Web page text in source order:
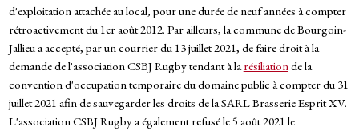
d'exploitation attachée au local, pour une durée de neuf années à compter
rétroactivement du 1er août 2012. Par ailleurs, la commune de Bourgoin-
Jallieu a accepté, par un courrier du 13 juillet 2021, de faire droit à la
demande de l'association CSBJ Rugby tendant à larésiliationde la
convention d'occupation temporaire du domaine public à compter du 31
juillet 2021 afin de sauvegarder les droits de la SARL Brasserie Esprit XV.
L'association CSBJ Rugby a également refusé le 5 août 2021 le